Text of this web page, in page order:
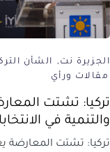
الجزيرة نت الشأن
مقالات ورأي
تركيا: تشتت
والتنمية في
تركيا: تشتت المعارضة